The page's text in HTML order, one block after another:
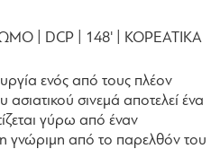
| DCP | 148' | ΚΟΡΕΑΤΙΚΑ
ενός από τους πλέον
σινεμά αποτελεί ένα
γύρω από έναν
γνώριμη από το παρελθόν του